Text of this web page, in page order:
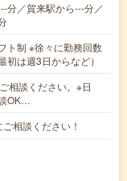
分／賀来駅から---分／
ト制 ※徐々に勤務回数
は週3日からなど）
相談ください。※日
OK…
相談ください！